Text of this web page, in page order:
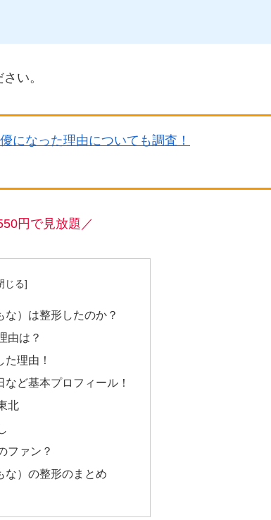
い。
になった理由についても調査！
円で見放題／
）は整形したのか？
由は？
理由！
ど基本プロフィール！
北
ファン？
な）の整形のまとめ